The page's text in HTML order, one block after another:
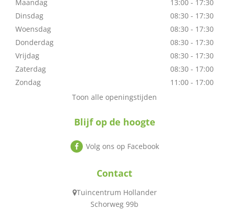
Maandag
13:00 - 17:30
Dinsdag
08:30 - 17:30
Woensdag
08:30 - 17:30
Donderdag
08:30 - 17:30
Vrijdag
08:30 - 17:30
Zaterdag
08:30 - 17:00
Zondag
11:00 - 17:00
Toon alle openingstijden
Blijf op de hoogte
Volg ons op Facebook
Contact
Tuincentrum Hollander
Schorweg 99b